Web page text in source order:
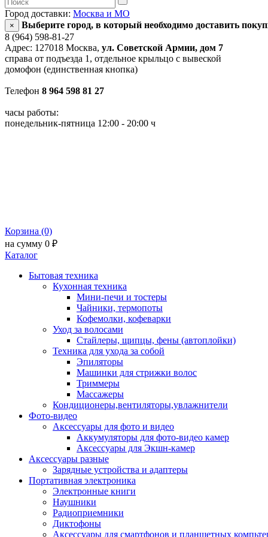
Город доставки: Москва и МО
×
Выберите город, в который необходимо доставить
8 (964) 598-81-27
Адрес: 127018 Москва, ул. Советской Армии, дом 7
справа от подъезда 1, отдельное крыльцо с вывеской
домофон (единственная кнопка)
Телефон 8 964 598 81 27
часы работы:
понедельник-пятница 12:00 - 20:00 ч
Корзина (0)
на сумму 0 ₽
Каталог
Бытовая техника
Кухонная техника
Мини-печи и тостеры
Чайники, термопоты
Кофемолки, кофеварки
Уход за волосами
Стайлеры, щипцы, фены (автоплойки)
Техника для ухода за собой
Эпиляторы
Машинки для стрижки волос
Триммеры
Массажеры
Кондиционеры,вентиляторы,увлажнители
Фото-видео
Аксессуары для фото и видео
Аккумуляторы для фото-видео камер
Аксессуары для Экшн-камер
Аксессуары разные
Зарядные устройства и адаптеры
Портативная электроника
Электронные книги
Наушники
Радиоприемники
Диктофоны
Аксессуары для смартфонов и планшетных